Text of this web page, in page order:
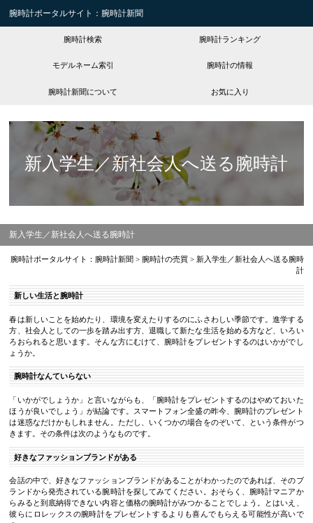
腕時計ポータルサイト：腕時計新聞
腕時計検索 腕時計ランキング
モデルネーム索引 腕時計の情報
腕時計新聞について お気に入り
新入学生／新社会人へ送る腕時計
新入学生／新社会人へ送る腕時計
腕時計ポータルサイト：腕時計新聞 > 腕時計の売買> 新入学生／新社会人へ送る腕時
計
新しい生活と腕時計
春は新しいことを始めたり、環境を変えたりするのにふさわしい季節です。進学する
方、社会人としての一歩を踏み出す方、退職して新たな生活を始める方など、いろい
ろおられると思います。そんな方にむけて、腕時計をプレゼントするのはいかがでし
ょうか。
腕時計なんていらない
「いかがでしょうか」と言いながらも、「腕時計をプレゼントするのはやめておいた
ほうが良いでしょう」が結論です。スマートフォン全盛の昨今、腕時計のプレゼント
は迷惑なだけかもしれません。ただし、いくつかの場合をのぞいて、という条件がつ
きます。その条件は次のようなものです。
好きなファッションブランドがある
会話の中で、好きなファッションブランドがあることがわかったのであれば、そのブ
ランドから発売されている腕時計を探してみてください。おそらく、腕時計マニアか
らみると到底納得できない内容と価格の腕時計がみつかることでしょう。とはいえ、
彼らにロレックスの腕時計をプレゼントするよりも喜んでもらえる可能性が高いで